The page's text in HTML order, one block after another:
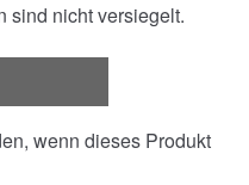
sind nicht versiegelt.
wenn dieses Produkt